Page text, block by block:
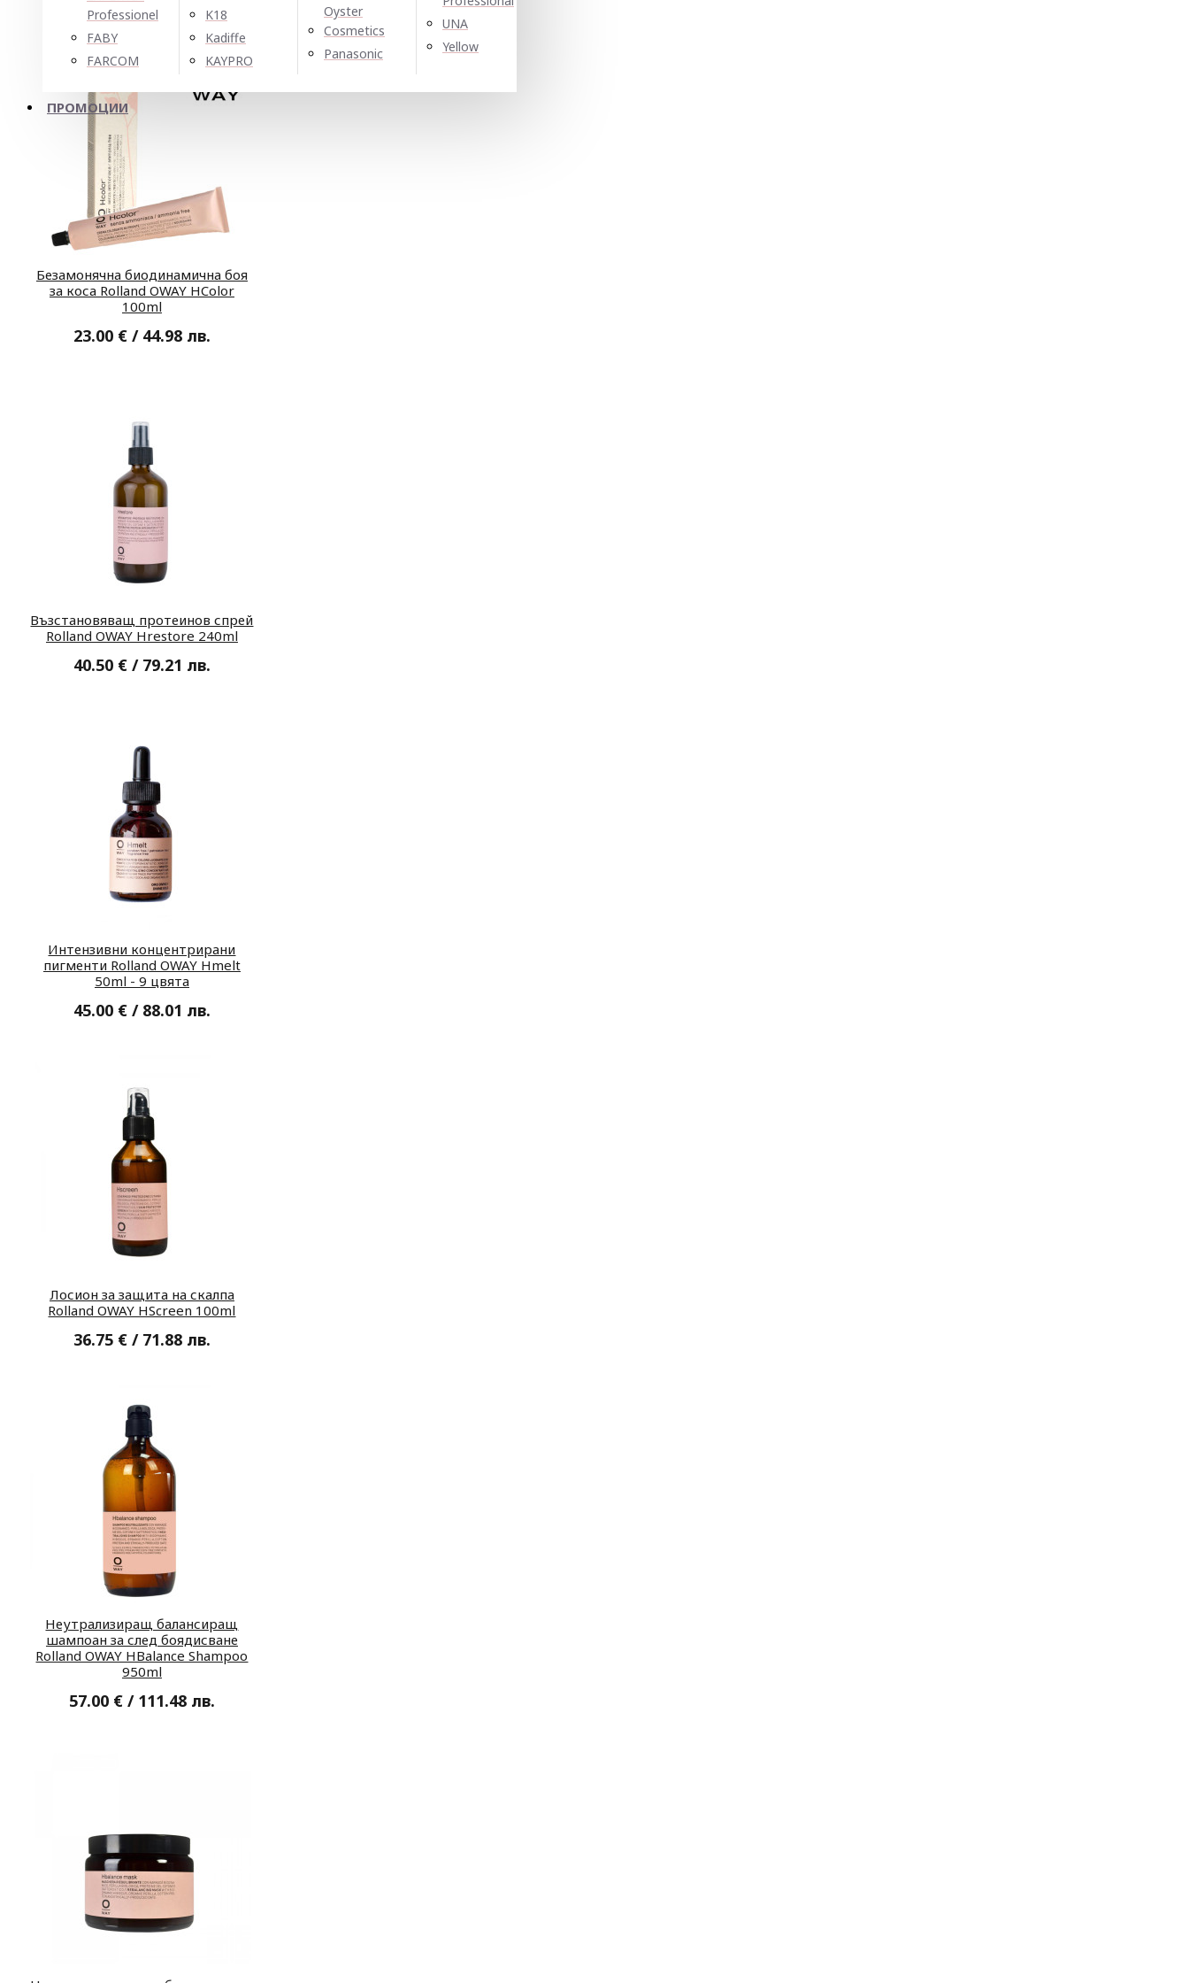
Professionel
FABY
FARCOM
K18
Kadiffe
KAYPRO
Oyster
Cosmetics
Panasonic
UNA
Yellow
ПРОМОЦИИ
Безамонячна биодинамична боя
за коса Rolland OWAY HColor
100ml
23.00 € / 44.98 лв.
Възстановяващ протеинов спрей
Rolland OWAY Hrestore 240ml
40.50 € / 79.21 лв.
Интензивни концентрирани
пигменти Rolland OWAY Hmelt
50ml - 9 цвята
45.00 € / 88.01 лв.
Лосион за защита на скалпа
Rolland OWAY HScreen 100ml
36.75 € / 71.88 лв.
Неутрализиращ балансиращ
шампоан за след боядисване
Rolland OWAY HBalance Shampoo
950ml
57.00 € / 111.48 лв.